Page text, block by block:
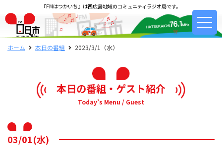
『FMはつかいち』は西広島地域のコミュニティラジオ局です。
ホーム 本日の番組 2023/3/1（水）
本日の番組・ゲスト紹介
Today’s Menu / Guest
03/01(水)